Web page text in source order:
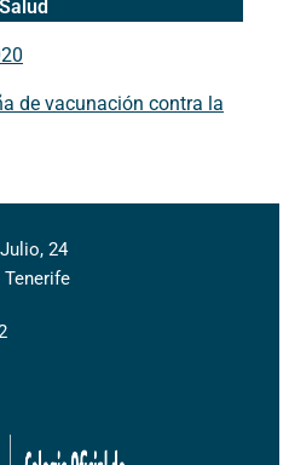
de vacunación contra la
24
Tenerife